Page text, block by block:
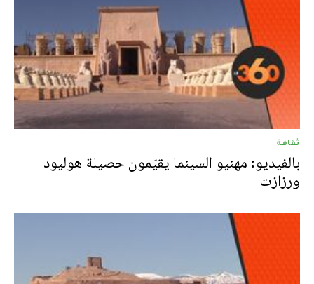
ثقافة
بالفيديو: مهنيو السينما يقيّمون حصيلة هوليود
ورزازت